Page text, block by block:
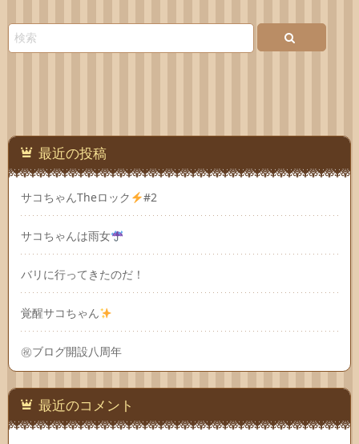
最近の投稿
サコちゃんTheロック #2
サコちゃんは雨女
バリに行ってきたのだ！
覚醒サコちゃん
㊗ブログ開設八周年
最近のコメント